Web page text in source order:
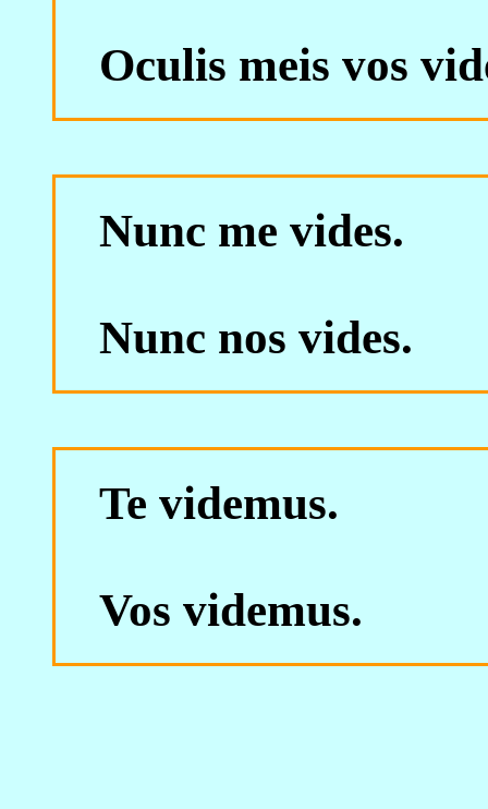
Oculis meis vos
Nunc me vides.
Nunc nos vides.
Te videmus.
Vos videmus.